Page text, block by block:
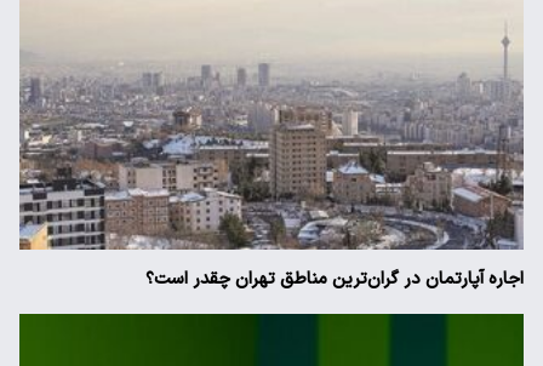
اجاره آپارتمان در گران‌ترین مناطق تهران چقدر است؟